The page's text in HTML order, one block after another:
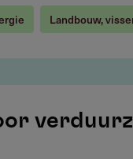
Landbouw,